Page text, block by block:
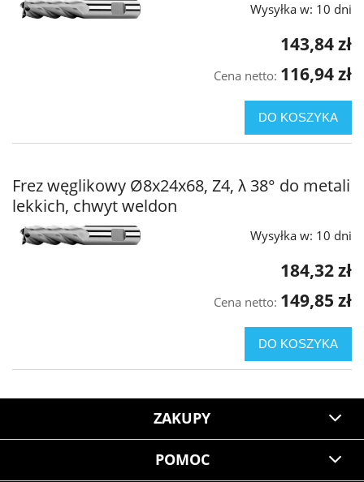
Wysyłka w: 10 dni
143,84 zł
Cena netto: 116,94 zł
DO KOSZYKA
Frez węglikowy Ø8x24x68, Z4, λ 38° do metali
lekkich, chwyt weldon
Wysyłka w: 10 dni
184,32 zł
Cena netto: 149,85 zł
DO KOSZYKA
ZAKUPY
POMOC